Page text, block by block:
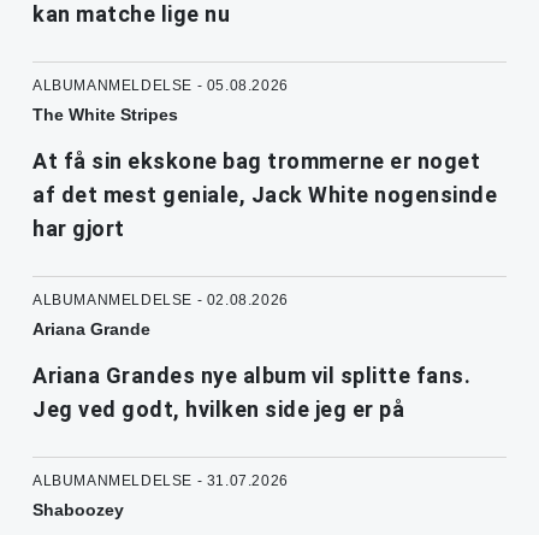
kan matche lige nu
ALBUMANMELDELSE - 05.08.2026
The White Stripes
At få sin ekskone bag trommerne er noget
af det mest geniale, Jack White nogensinde
har gjort
ALBUMANMELDELSE - 02.08.2026
Ariana Grande
Ariana Grandes nye album vil splitte fans.
Jeg ved godt, hvilken side jeg er på
ALBUMANMELDELSE - 31.07.2026
Shaboozey